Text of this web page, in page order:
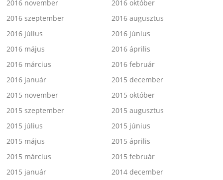
2016 november
2016 október
2016 szeptember
2016 augusztus
2016 július
2016 június
2016 május
2016 április
2016 március
2016 február
2016 január
2015 december
2015 november
2015 október
2015 szeptember
2015 augusztus
2015 július
2015 június
2015 május
2015 április
2015 március
2015 február
2015 január
2014 december